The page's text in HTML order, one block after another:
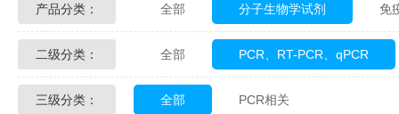
Glycon Biochem Sterlitech
Echelon Biosciences Verichem
Affinity Biologicals
产品分类： 全部 分子生物学试剂 免
化学及生物化学试剂 材料学试剂
二级分类： 全部 PCR、RT-PCR、qPCR
三级分类： 全部 PCR相关